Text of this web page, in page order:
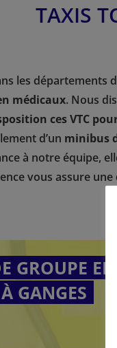
TAXIS
les départements
médicaux. Nous
ces VTC
d’un minibus
à notre équipe,
vous assure
GROUPE
GANGES